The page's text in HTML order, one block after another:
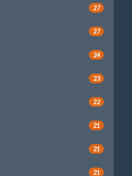
27
27
24
23
22
21
21
21